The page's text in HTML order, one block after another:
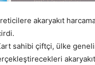
akaryakıt
sahibi çiftçi, ülke